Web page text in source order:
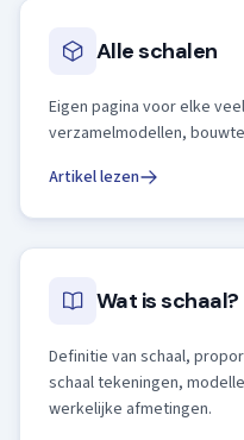
Alle schalen
Eigen pagina voor elke
verzamelmodellen,
Artikel lezen
Wat is schaal?
Definitie van schaal,
schaal tekeningen,
werkelijke afmetingen.